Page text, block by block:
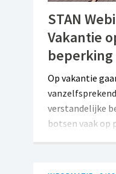
STAN
Vakantie
beperking
Op vakantie
verstandelijke
botsen vaak op